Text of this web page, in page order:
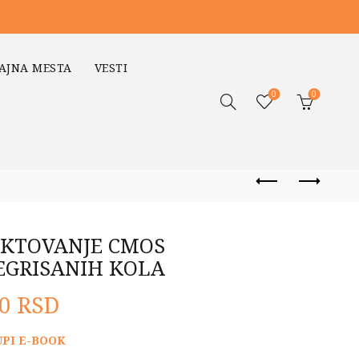
MESTA VESTI
0 0
CMOS
KOLA
RSD
cena
E-BOOK